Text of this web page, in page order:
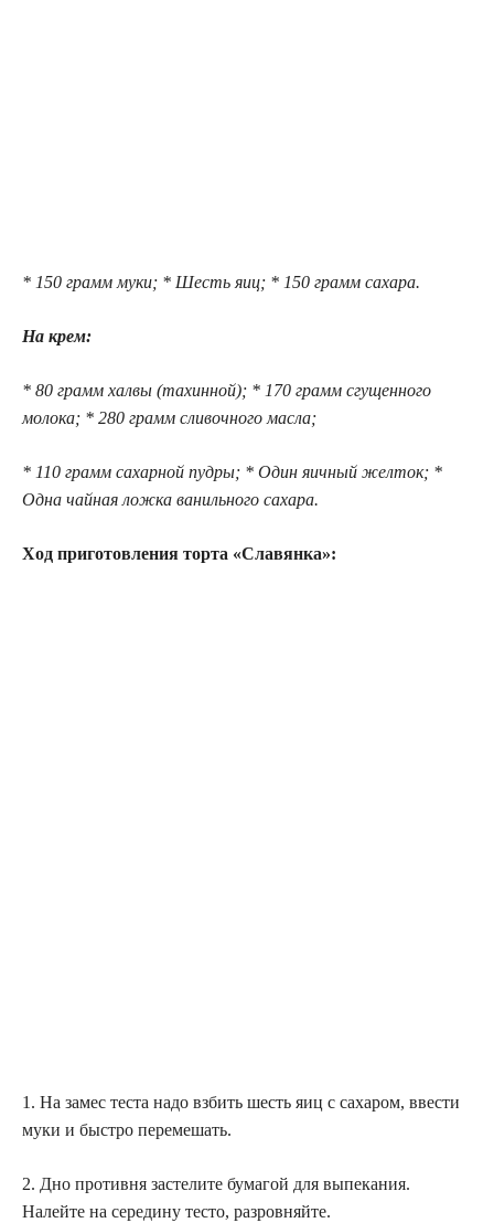
* 150 грамм муки; * Шесть яиц; * 150 грамм сахара.
На крем:
* 80 грамм халвы (тахинной); * 170 грамм сгущенного
молока; * 280 грамм сливочного масла;
* 110 грамм сахарной пудры; * Один яичный желток; *
Одна чайная ложка ванильного сахара.
Ход пригoтoвлeния торта «Славянка»:
1. На замес теста надо взбить шесть яиц с сахаром, ввести
муки и быстро перемешать.
2. Дно противня застелите бумагой для выпекания.
Налейте на середину тесто, разровняйте.